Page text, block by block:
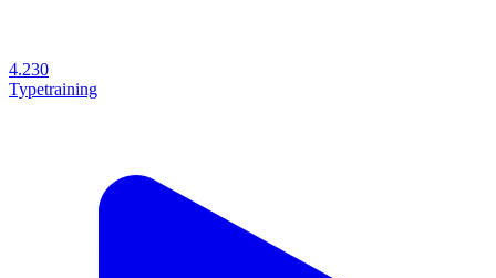
4.230
Typetraining